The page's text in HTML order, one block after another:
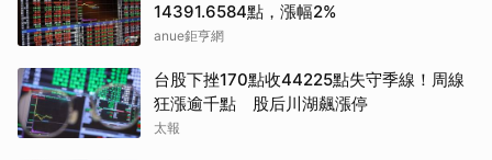
14391.6584點，漲幅2%
anue鉅亨網
台股下挫170點收44225點失守季線！周線
狂漲逾千點 股后川湖飆漲停
太報